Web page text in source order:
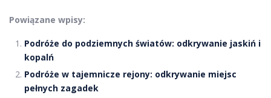
Powiązane wpisy:
Podróże do podziemnych światów: odkrywanie jaskiń i
kopalń
Podróże w tajemnicze rejony: odkrywanie miejsc
pełnych zagadek